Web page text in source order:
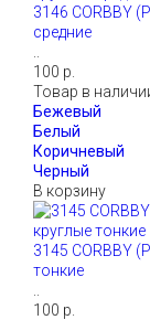
3146 CORBBY
средние
100 р.
Товар в
В корзину
3145 CORBBY
тонкие
100 р.